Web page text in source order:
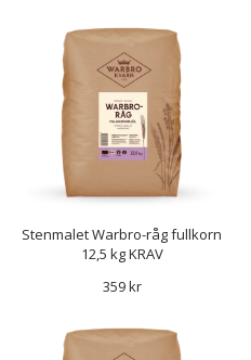
Stenmalet Warbro-råg fullkorn
12,5 kg KRAV
359 kr